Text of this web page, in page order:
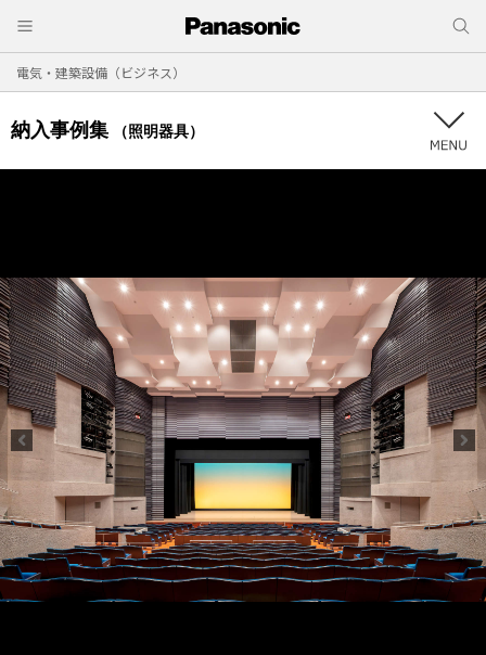
電気・建築設備（ビジネス）
納入事例集 （照明器具）